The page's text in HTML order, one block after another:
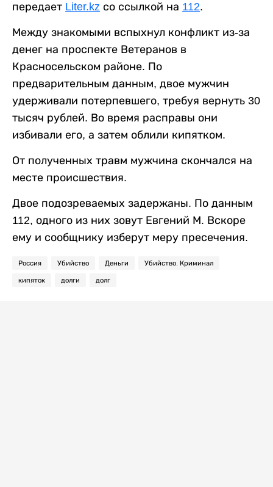
передает Liter.kz со ссылкой на 112.
Между знакомыми вспыхнул конфликт из-за
денег на проспекте Ветеранов в
Красносельском районе. По
предварительным данным, двое мужчин
удерживали потерпевшего, требуя вернуть 30
тысяч рублей. Во время расправы они
избивали его, а затем облили кипятком.
От полученных травм мужчина скончался на
месте происшествия.
Двое подозреваемых задержаны. По данным
112, одного из них зовут Евгений М. Вскоре
ему и сообщнику изберут меру пресечения.
Россия Убийство Деньги Убийство. Криминал
кипяток долги долг